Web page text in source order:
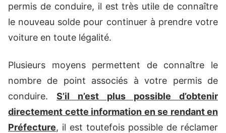
permis de conduire, il est très utile de connaître
le nouveau solde pour continuer à prendre votre
voiture en toute légalité.
Plusieurs moyens permettent de connaître le
nombre de point associés à votre permis de
conduire. S’il n’est plus possible d’obtenir
directement cette information en se rendant en
Préfecture, il est toutefois possible de réclamer